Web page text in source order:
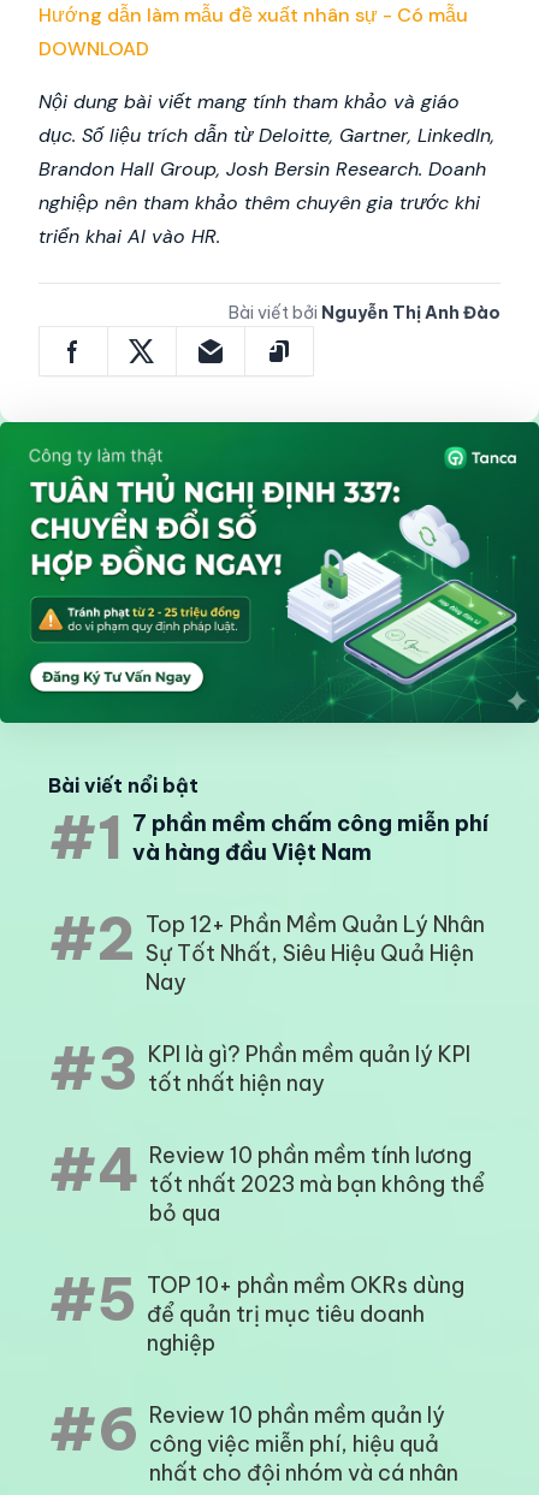
Hướng dẫn làm mẫu đề xuất nhân sự - Có mẫu
DOWNLOAD
Nội dung bài viết mang tính tham khảo và giáo
dục. Số liệu trích dẫn từ Deloitte, Gartner, LinkedIn,
Brandon Hall Group, Josh Bersin Research. Doanh
nghiệp nên tham khảo thêm chuyên gia trước khi
triển khai AI vào HR.
Bài viết bởi Nguyễn Thị Anh Đào
Bài viết nổi bật
#1 7 phần mềm chấm công miễn phí
và hàng đầu Việt Nam
#2 Top 12+ Phần Mềm Quản Lý Nhân
Sự Tốt Nhất, Siêu Hiệu Quả Hiện
Nay
#3 KPI là gì? Phần mềm quản lý KPI
tốt nhất hiện nay
#4 Review 10 phần mềm tính lương
tốt nhất 2023 mà bạn không thể
bỏ qua
#5 TOP 10+ phần mềm OKRs dùng
để quản trị mục tiêu doanh
nghiệp
#6 Review 10 phần mềm quản lý
công việc miễn phí, hiệu quả
nhất cho đội nhóm và cá nhân